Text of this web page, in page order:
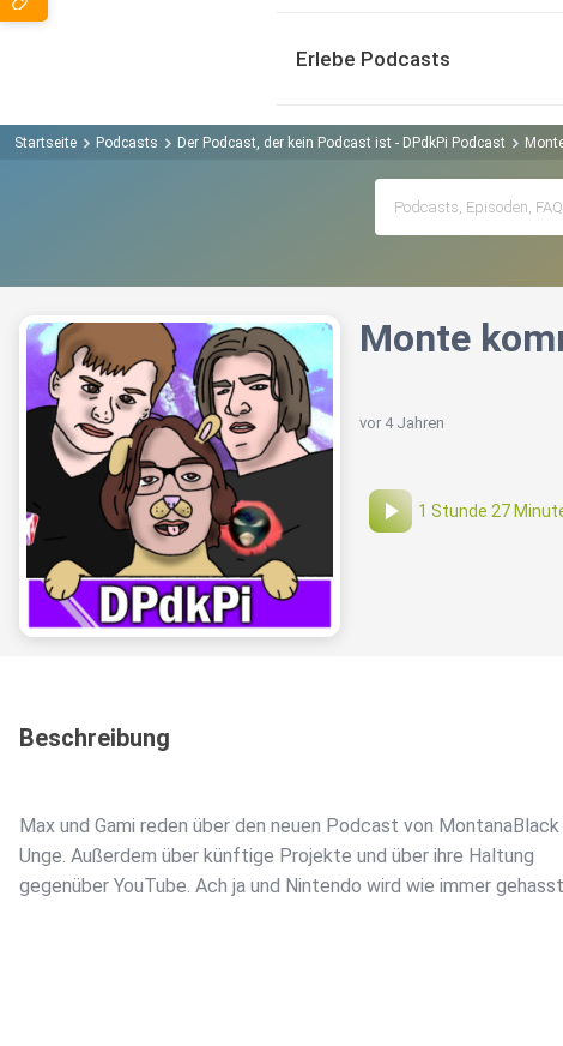
Erlebe Podcasts
Startseite Podcasts Der Podcast, der kein Podcast ist - DPdkPi Podcast
Monte
vor 4 Jahren
1 Stunde 27
Beschreibung
Max und Gami reden über den neuen Podcast von MontanaBlack
Unge. Außerdem über künftige Projekte und über ihre Haltung
gegenüber YouTube. Ach ja und Nintendo wird wie immer gehasst